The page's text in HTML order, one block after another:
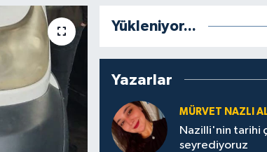
Yükleniyor...
Yazarlar
MÜRVET NAZLI
Nazilli'nin tarihi
seyrediyoruz